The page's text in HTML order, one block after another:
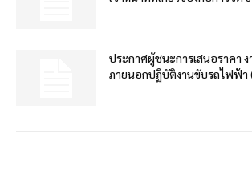
ประกาศผู้ชนะการเสนอราคา ง
ภายนอกปฏิบัติงานขับรถไฟฟ้า